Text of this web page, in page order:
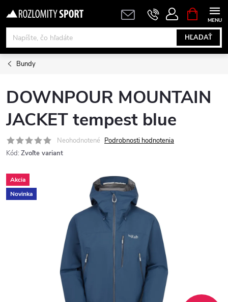
na
obsah
HĽADAŤ
KOŠÍK
Bundy
DOWNPOUR MOUNTAIN
JACKET tempest blue
Neohodnotené Podrobnosti hodnotenia
Kód: Zvoľte variant
Akcia
Novinka